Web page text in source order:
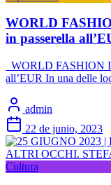
WORLD
in passerella
WORLD FASHION
all’EUR In una delle
admin
22 de junio, 2023
Cultura